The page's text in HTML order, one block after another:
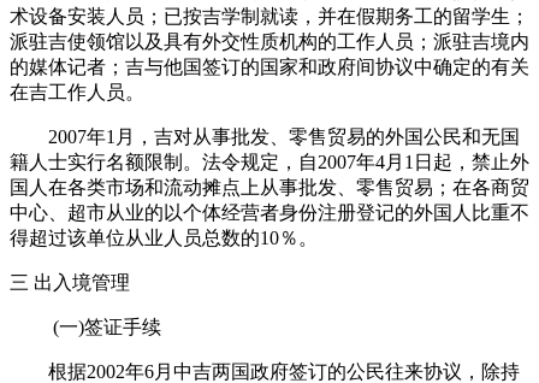
术设备安装人员；已按吉学制就读，并在假期务工的留学生；
派驻吉使领馆以及具有外交性质机构的工作人员；派驻吉境内
的媒体记者；吉与他国签订的国家和政府间协议中确定的有关
在吉工作人员。
2007年1月，吉对从事批发、零售贸易的外国公民和无国
籍人士实行名额限制。法令规定，自2007年4月1日起，禁止外
国人在各类市场和流动摊点上从事批发、零售贸易；在各商贸
中心、超市从业的以个体经营者身份注册登记的外国人比重不
得超过该单位从业人员总数的10％。
三 出入境管理
(一)签证手续
根据2002年6月中吉两国政府签订的公民往来协议，除持